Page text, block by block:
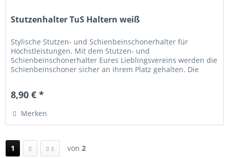
Stutzenhalter TuS Haltern weiß
Stylische Stutzen- und Schienbeinschonerhalter für
Höchstleistungen. Mit dem Stutzen- und
Schienbeinschonerhalter Eures Lieblingsvereins werden die
Schienbeinschoner sicher an ihrem Platz gehalten. Die
8,90 € *
Merken
1 von 2